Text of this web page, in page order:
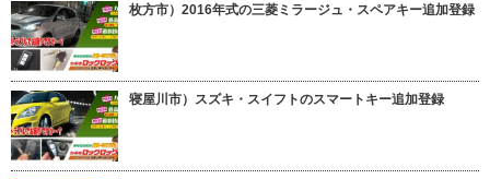
枚方市）2016年式の三菱ミラージュ・スペアキー追加登録
寝屋川市）スズキ・スイフトのスマートキー追加登録